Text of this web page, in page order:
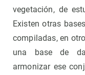
vegetación, de
Existen otras
compiladas, en
una base de
armonizar ese